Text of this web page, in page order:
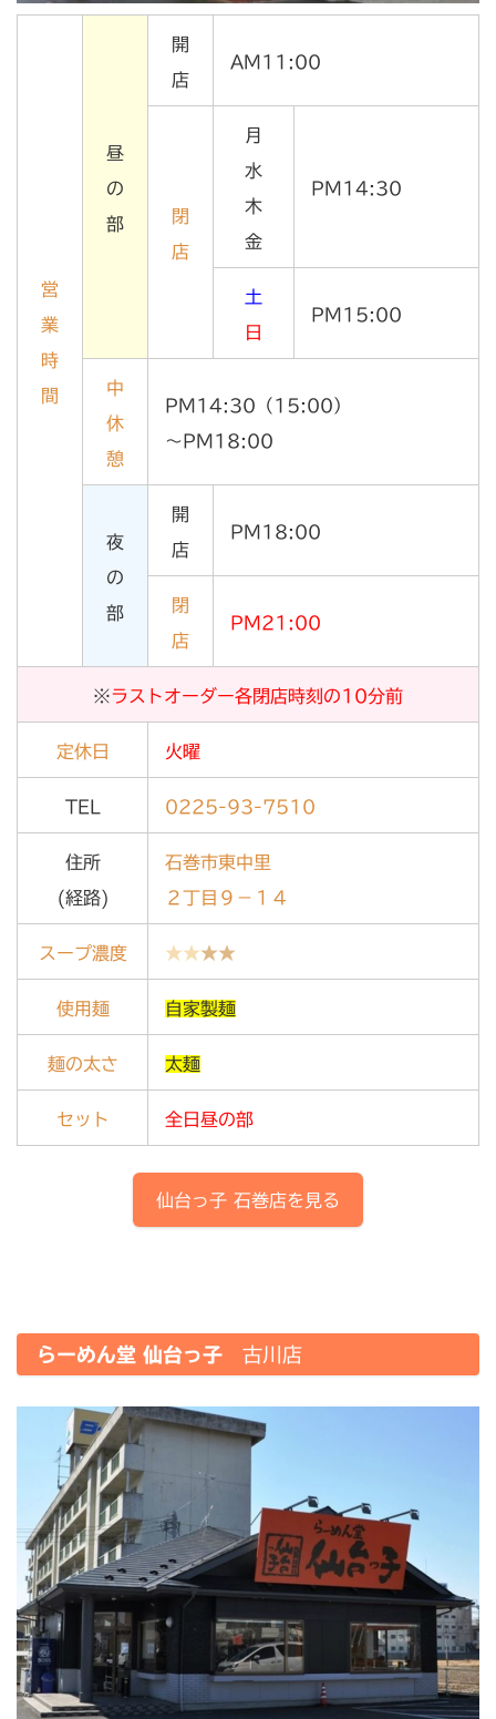
営
業
時
間
昼
の
部
開
店
AM11:00
閉
店
月
水
木
金
PM14:30
土
日
PM15:00
中
休
憩
PM14:30（15:00）
〜PM18:00
夜
の
部
開
店
PM18:00
閉
店
PM21:00
※ラストオーダー各閉店時刻の10分前
定休日 火曜
TEL 0225-93-7510
住所
(経路)
石巻市東中里
２丁目９－１４
スープ濃度 ★★★★
使用麺 自家製麺
麺の太さ 太麺
セット 全日昼の部
仙台っ子 石巻店を見る
らーめん堂 仙台っ子 古川店